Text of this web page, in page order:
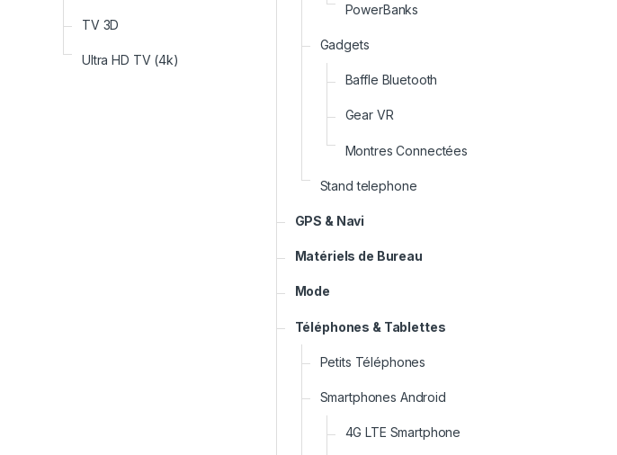
TV 3D
Ultra HD TV (4k)
PowerBanks
Gadgets
Baffle Bluetooth
Gear VR
Montres Connectées
Stand telephone
GPS & Navi
Matériels de Bureau
Mode
Téléphones & Tablettes
Petits Téléphones
Smartphones Android
4G LTE Smartphone